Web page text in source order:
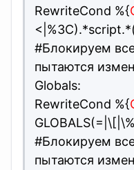
RewriteCond %{
#Блокируем
пытаются
Globals:
RewriteCond %{
#Блокируем
пытаются